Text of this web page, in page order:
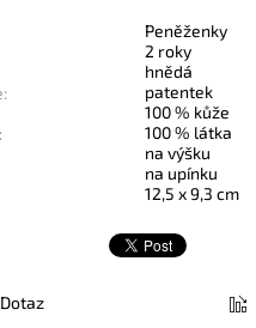
Peněženky
2 roky
hnědá
patentek
100 % kůže
100 % látka
na výšku
na upínku
12,5 x 9,3 cm
Dotaz